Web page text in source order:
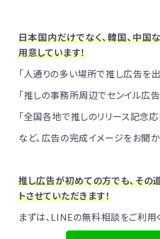
日本国内だけでなく、韓国、中国
用意しています！
「人通りの多い場所で推し広告を出
「推しの事務所周辺でセンイル広告
「全国各地で推しのリリース記念応
など、広告の完成イメージをお聞か
推し広告が初めての方でも、その
トさせていただきます！
まずは、LINEの無料相談をご利用